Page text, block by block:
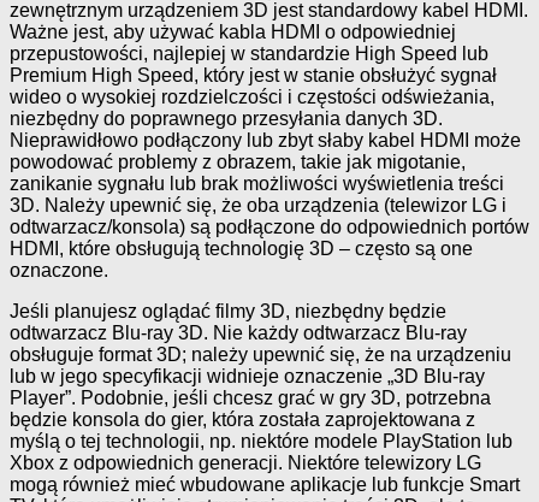
zewnętrznym urządzeniem 3D jest standardowy kabel HDMI.
Ważne jest, aby używać kabla HDMI o odpowiedniej
przepustowości, najlepiej w standardzie High Speed lub
Premium High Speed, który jest w stanie obsłużyć sygnał
wideo o wysokiej rozdzielczości i częstości odświeżania,
niezbędny do poprawnego przesyłania danych 3D.
Nieprawidłowo podłączony lub zbyt słaby kabel HDMI może
powodować problemy z obrazem, takie jak migotanie,
zanikanie sygnału lub brak możliwości wyświetlenia treści
3D. Należy upewnić się, że oba urządzenia (telewizor LG i
odtwarzacz/konsola) są podłączone do odpowiednich portów
HDMI, które obsługują technologię 3D – często są one
oznaczone.
Jeśli planujesz oglądać filmy 3D, niezbędny będzie
odtwarzacz Blu-ray 3D. Nie każdy odtwarzacz Blu-ray
obsługuje format 3D; należy upewnić się, że na urządzeniu
lub w jego specyfikacji widnieje oznaczenie „3D Blu-ray
Player”. Podobnie, jeśli chcesz grać w gry 3D, potrzebna
będzie konsola do gier, która została zaprojektowana z
myślą o tej technologii, np. niektóre modele PlayStation lub
Xbox z odpowiednich generacji. Niektóre telewizory LG
mogą również mieć wbudowane aplikacje lub funkcje Smart